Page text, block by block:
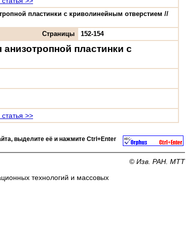
пластинки с криволинейным отверстием //
Страницы
152-154
пластинки с
>>
выделите её и нажмите Ctrl+Enter
технологий и массовых
© Изв. РАН. МТТ